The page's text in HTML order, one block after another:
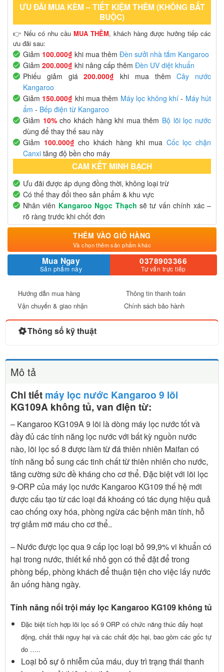
ƯU ĐÃI MUA KÈM – TIẾT KIỆM THÊM (KHÔNG BẮT
BUỘC)
👉 Nếu có nhu cầu MUA THÊM, khách hàng được hưởng tiếp các
ưu đãi sau:
Giảm 100.000₫ khi mua thêm Đèn sưởi nhà tắm Kangaroo
Giảm 200.000₫ khi nâng cấp thêm Đèn UV diệt khuẩn
Phiếu giảm giá200.000₫ khi mua thêmCây nước
Kangaroo
Giảm 150.000₫ khi mua thêm Máy lọc không khí- Máy hút
ẩm - Bếp điện từ Kangaroo
Giảm 10%cho khách hàng khi mua thêm Bộ lõi lọc nước
dùng để thay thế sau này
Giảm 100.000₫ cho khách hàng khi mua Cốc lọc chặn
Canxi tăng độ bền cho máy
CAM KẾT MINH BẠCH
Ưu đãi được áp dụng đồng thời, không loại trừ
Có thể thay đổi theo sản phẩm & khu vực
Nhân viên Kangaroo Ngọc Thạch sẽ tư vấn chính xác –
rõ ràng trước khi chốt đơn
THÊM VÀO GIỎ HÀNG
Và chọn thêm sản phẩm khác
Mua Ngay
Sản phẩm này
0378903366
Tư vấn trực tiếp
Hướng dẫn mua hàng
Thông tin thanh toán
Vận chuyển & giao nhận
Chính sách bảo hành
Mô tả
Chi tiết máy lọc nước Kangaroo 9 lõi
KG109A không tủ, van điện từ:
– Kangaroo KG109A 9 lõi là dòng máy lọc nước tốt và
đầy đủ các tính năng lọc nước với bất kỳ nguồn nước
nào, lõi lọc số 8 được làm từ đá thiên nhiên Maifan có
tính năng bổ sung các tinh chất từ thiên nhiên cho nước,
tăng cường sức đề kháng cho cơ thể. Đặc biệt với lõi lọc
9-ORP của máy lọc nước Kangaroo KG109 thế hệ mới
được cấu tạo từ các loại đá khoáng có tác dụng hiệu quả
cao chống oxy hóa, phòng ngừa các bệnh mãn tính, hỗ
trợ giảm mỡ máu cho cơ thể..
– Nước được lọc qua 9 cấp lọc loại bỏ 99,9% vi khuẩn có
hại trong nước, thiết kế nhỏ gọn có thể đặt để trong
phòng bếp, phòng khách để thuận tiện cho việc lấy nước
ăn uống hàng ngày.
Tính năng nổi trội máy lọc Kangaroo KG109 không tủ
Đặc biệt tích hợp lõi lọc số 9 ORP có chức năng thúc đẩy hoạt
động, chất thải nguy hại và các chất độc hại, bao gồm các gốc tự
do …..
Loại bỏ sự ô nhiễm của máu, duy trì trạng thái thanh
Thông số kỹ thuật